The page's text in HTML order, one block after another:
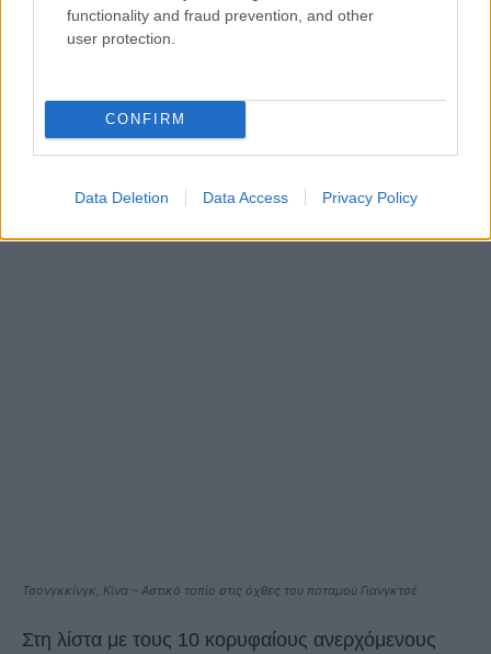
functionality and fraud prevention, and other
user protection.
CONFIRM
Data Deletion Data Access Privacy Policy
γλυπτών από πάγο στον κόσμο. Στην πέμπτη θέση
βρίσκεται επίσης η
Τσονγκκίνγκ, Κίνα – Αστικό τοπίο στις όχθες του ποταμού Γιανγκτσέ
Στη λίστα με τους 10 κορυφαίους ανερχόμενους